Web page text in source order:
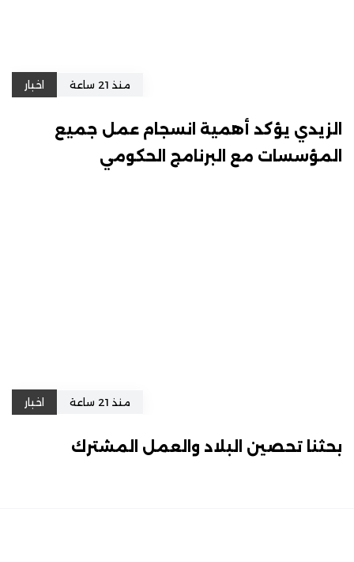
منذ 21 ساعة اخبار
الزيدي يؤكد أهمية انسجام عمل جميع
المؤسسات مع البرنامج الحكومي
منذ 21 ساعة اخبار
بحثنا تحصين البلاد والعمل المشترك